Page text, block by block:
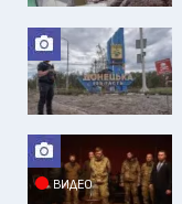
ВИДЕО